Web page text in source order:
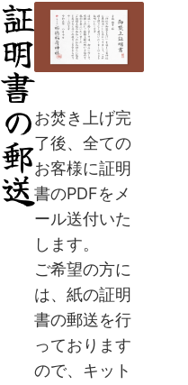
証明書の郵送お焚き上げ完
了後、全ての
お客様に証明
書のPDFをメ
ール送付いた
します。
ご希望の方に
は、紙の証明
書の郵送を行
っております
ので、キット